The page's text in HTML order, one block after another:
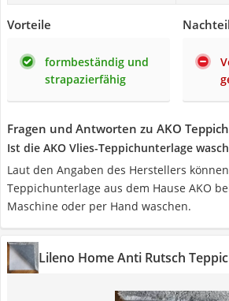
Vorteile
formbeständig und
strapazierfähig
Fragen und Antworten zu AKO
Ist die AKO Vlies-Teppichunterlage
Laut den Angaben des Herstellers
Teppichunterlage aus dem Hause AKO
Maschine oder per Hand waschen.
Lileno Home Anti Rutsch